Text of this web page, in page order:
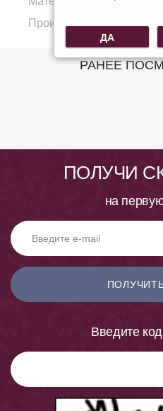
Производитель:
РАНЕЕ
ПОЛУЧИ
на
Введите
ДА